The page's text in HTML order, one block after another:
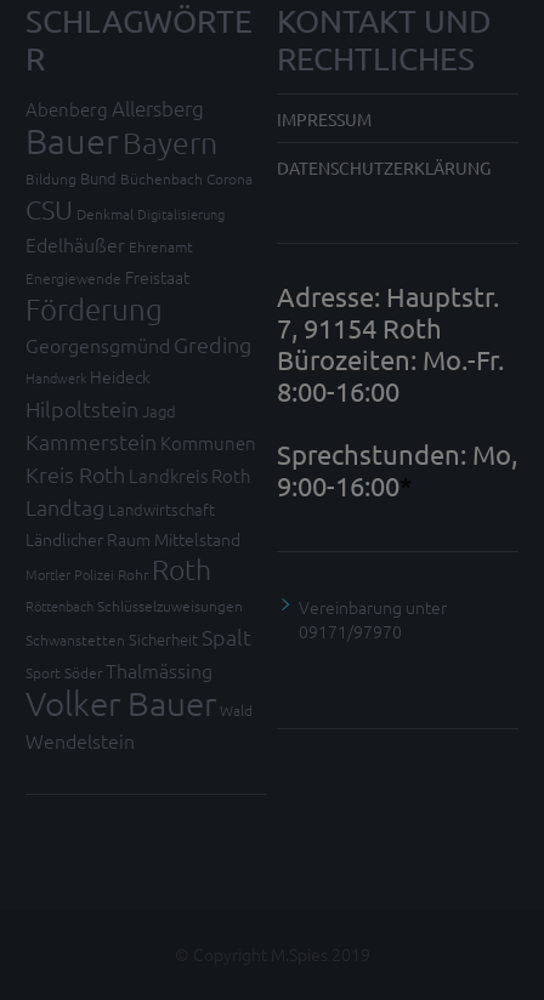
SCHLAGWÖRTE
R
Abenberg Allersberg
Bauer Bayern
Bildung Bund Büchenbach Corona
CSU Denkmal Digitalisierung
Edelhäußer Ehrenamt
Energiewende Freistaat
Förderung
Georgensgmünd Greding
Handwerk Heideck
Hilpoltstein Jagd
Kammerstein Kommunen
Kreis Roth Landkreis Roth
Landtag Landwirtschaft
Ländlicher Raum Mittelstand
Mortler Polizei Rohr Roth
Röttenbach Schlüsselzuweisungen
Schwanstetten Sicherheit Spalt
Sport SöderThalmässing
Volker BauerWald
Wendelstein
KONTAKT UND
RECHTLICHES
IMPRESSUM
DATENSCHUTZERKLÄRUNG
Adresse: Hauptstr.
7, 91154 Roth
Bürozeiten: Mo.-Fr.
8:00-16:00
Sprechstunden: Mo,
9:00-16:00*
Vereinbarung unter
09171/97970